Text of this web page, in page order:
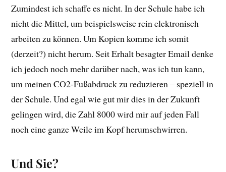
Zumindest ich schaffe es nicht. In der Schule habe ich
nicht die Mittel, um beispielsweise rein elektronisch
arbeiten zu können. Um Kopien komme ich somit
(derzeit?) nicht herum. Seit Erhalt besagter Email denke
ich jedoch noch mehr darüber nach, was ich tun kann,
um meinen CO2-Fußabdruck zu reduzieren – speziell in
der Schule. Und egal wie gut mir dies in der Zukunft
gelingen wird, die Zahl 8000 wird mir auf jeden Fall
noch eine ganze Weile im Kopf herumschwirren.
Und Sie?